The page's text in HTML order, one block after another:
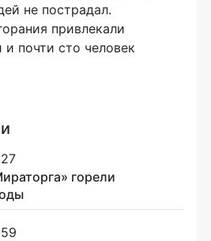
не пострадал.
привлекали
и почти сто человек
горели